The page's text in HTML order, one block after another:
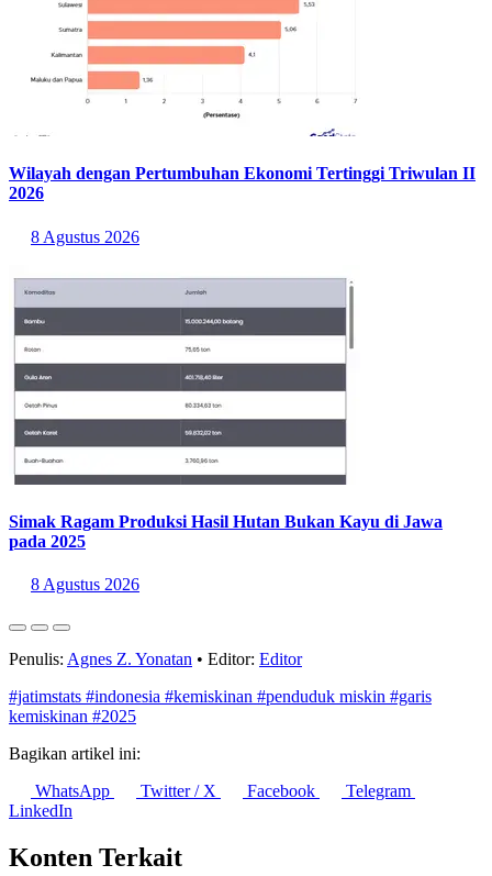
Wilayah dengan Pertumbuhan Ekonomi Tertinggi Triwulan II
2026
8 Agustus 2026
Simak Ragam Produksi Hasil Hutan Bukan Kayu di Jawa
pada 2025
8 Agustus 2026
Penulis: Agnes Z. Yonatan • Editor: Editor
#jatimstats #indonesia #kemiskinan #penduduk miskin #garis
kemiskinan #2025
Bagikan artikel ini:
WhatsApp
Twitter / X Facebook
Telegram
LinkedIn
Konten Terkait